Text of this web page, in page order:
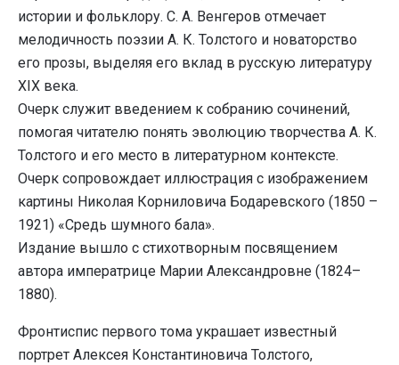
истории и фольклору. С. А. Венгеров отмечает
мелодичность поэзии А. К. Толстого и новаторство
его прозы, выделяя его вклад в русскую литературу
XIX века.
Очерк служит введением к собранию сочинений,
помогая читателю понять эволюцию творчества А. К.
Толстого и его место в литературном контексте.
Очерк сопровождает иллюстрация с изображением
картины Николая Корниловича Бодаревского (1850 –
1921) «Средь шумного бала».
Издание вышло с стихотворным посвящением
автора императрице Марии Александровне (1824–
1880).
Фронтиспис первого тома украшает известный
портрет Алексея Константиновича Толстого,